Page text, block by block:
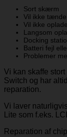
Sort skærm
Vil ikke tænde
Vil ikke oplade
Langsom
Docking
Batteri fejl
Problemer
Vi kan skaffe
Switch og har
reparation.
Vi laver
Lite som f.eks.
Reparation af